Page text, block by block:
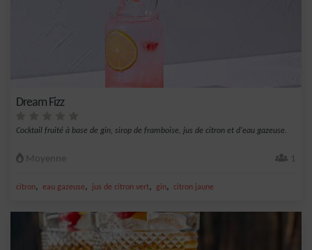
Dream Fizz
Cocktail fruité à base de gin, sirop de framboise, jus de citron et d'eau gazeuse.
Moyenne 1
citron, eau gazeuse, jus de citron vert, gin, citron jaune